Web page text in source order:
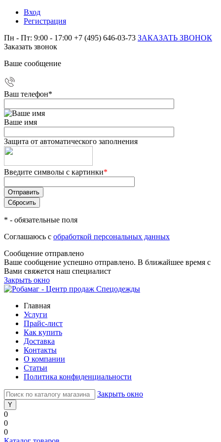
Вход
Регистрация
Пн - Пт: 9:00 - 17:00 +7 (495) 646-03-73 ЗАКАЗАТЬ ЗВОНОК
Заказать звонок
Ваше сообщение
Ваш телефон*
Ваше имя
Защита от автоматического заполнения
Введите символы с картинки*
* - обязательные поля
Соглашаюсь с обработкой персональных данных
Сообщение отправлено
Ваше сообщение успешно отправлено. В ближайшее время с
Вами свяжется наш специалист
Закрыть окно
Главная
Услуги
Прайс-лист
Как купить
Доставка
Контакты
О компании
Статьи
Политика конфиденциальности
Закрыть окно
0
0
0